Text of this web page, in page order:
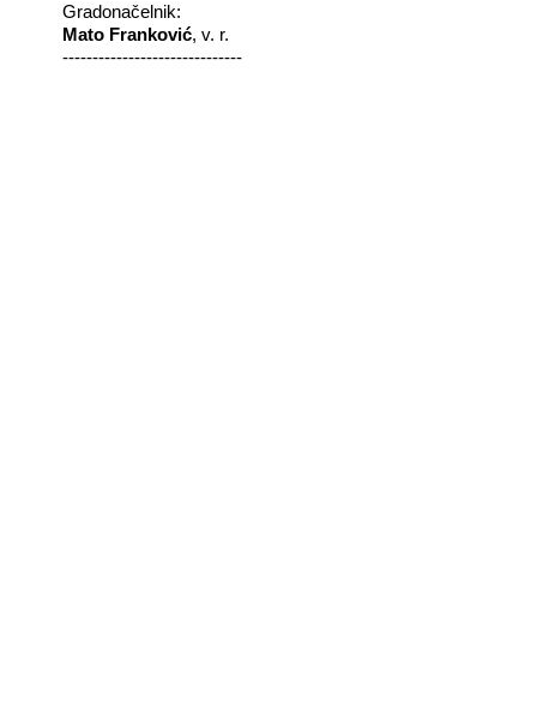
Gradonačelnik:
Mato Franković, v. r.
------------------------------